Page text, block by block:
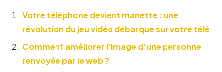
Votre téléphone devient manette : une
révolution du jeu vidéo débarque sur votre télé
Comment améliorer l’image d’une personne
renvoyée par le web ?